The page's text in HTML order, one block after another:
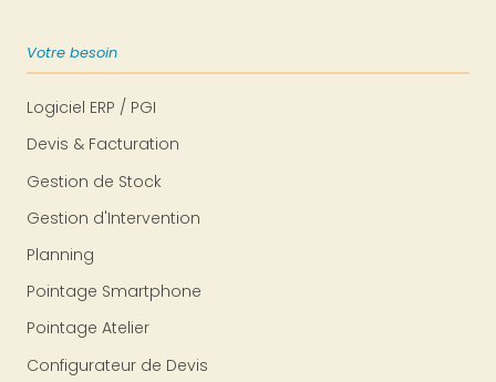
Votre besoin
Logiciel ERP / PGI
Devis & Facturation
Gestion de Stock
Gestion d'Intervention
Planning
Pointage Smartphone
Pointage Atelier
Configurateur de Devis